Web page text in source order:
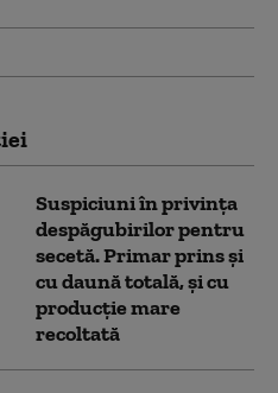
Suspiciuni în privința
despăgubirilor pentru
secetă. Primar prins și
cu daună totală, și cu
producție mare
recoltată